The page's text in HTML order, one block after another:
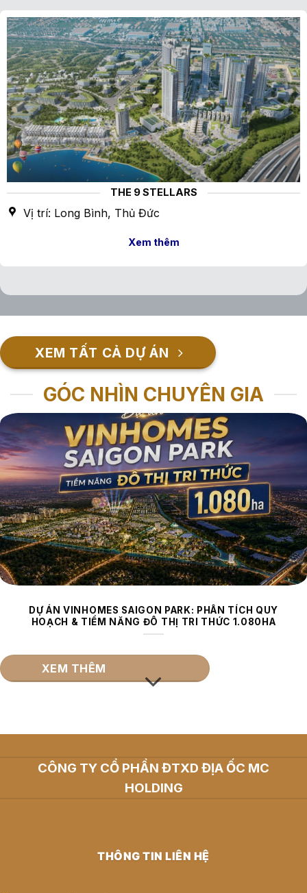
THE 9 STELLARS
Vị trí: Long Bình, Thủ Đức
Xem thêm
XEM TẤT CẢ DỰ ÁN
GÓC NHÌN CHUYÊN GIA
DỰ ÁN VINHOMES SAIGON PARK: PHÂN TÍCH QUY
HOẠCH & TIỀM NĂNG ĐÔ THỊ TRI THỨC 1.080HA
XEM THÊM
CÔNG TY CỔ PHẦN ĐTXD ĐỊA ỐC MC
HOLDING
THÔNG TIN LIÊN HỆ